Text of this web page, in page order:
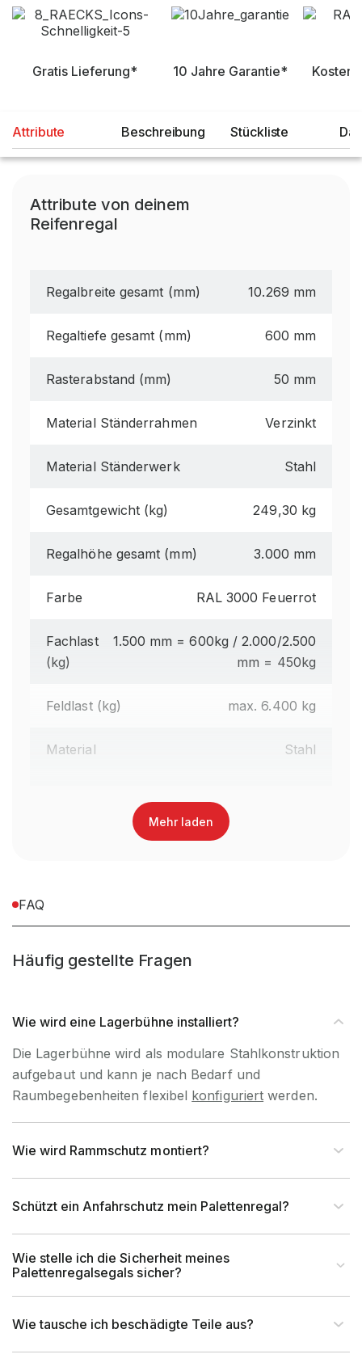
Gratis Lieferung* 10 Jahre Garantie*
Attribute Beschreibung Stückliste
Attribute von deinem
Reifenregal
Regalbreite gesamt (mm) 10.269 mm
Regaltiefe gesamt (mm) 600 mm
Rasterabstand (mm) 50 mm
Material Ständerrahmen Verzinkt
Material Ständerwerk Stahl
Gesamtgewicht (kg) 249,30 kg
Regalhöhe gesamt (mm) 3.000 mm
Farbe RAL 3000 Feuerrot
Fachlast
(kg)
1.500 mm = 600kg / 2.000/2.500
mm = 450kg
Feldlast (kg) max. 6.400 kg
Material Stahl
Innenbereich
Befestigungsart
Mehr laden
FAQ
Häufig gestellte Fragen
Wie wird eine Lagerbühne installiert?
Die Lagerbühne wird als modulare Stahlkonstruktion
aufgebaut und kann je nach Bedarf und
Raumbegebenheiten flexibel konfiguriert werden.
Wie wird Rammschutz montiert?
Schützt ein Anfahrschutz mein Palettenregal?
Wie stelle ich die Sicherheit meines
Palettenregalsegals sicher?
Wie tausche ich beschädigte Teile aus?